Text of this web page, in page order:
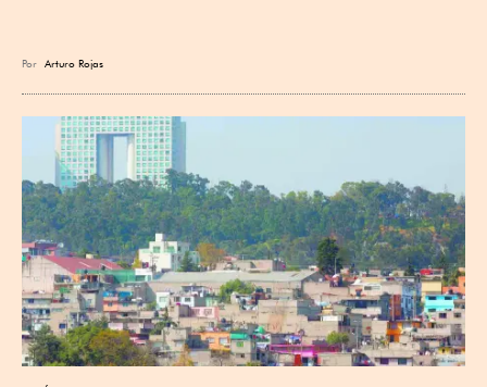
Por Arturo Rojas